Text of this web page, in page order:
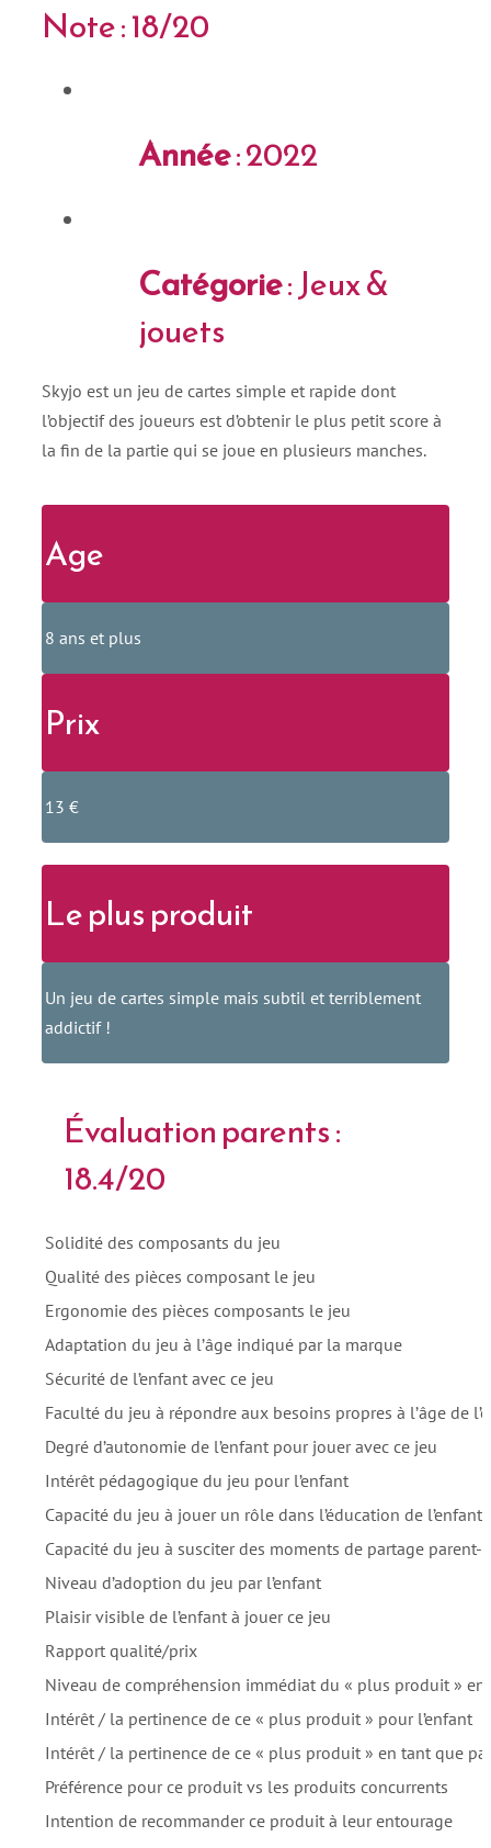
Note : 18/20
Année: 2022
Catégorie: Jeux &
jouets
Skyjo est un jeu de cartes simple et rapide dont
l’objectif des joueurs est d’obtenir le plus petit score à
la fin de la partie qui se joue en plusieurs manches.
Age
8 ans et plus
Prix
13 €
Le plus produit
Un jeu de cartes simple mais subtil et terriblement
addictif !
Évaluation parents :
18.4/20
Solidité des composants du jeu
Qualité des pièces composant le jeu
Ergonomie des pièces composants le jeu
Adaptation du jeu à l’âge indiqué par la marque
Sécurité de l’enfant avec ce jeu
Faculté du jeu à répondre aux besoins propres à l’âge de
Degré d’autonomie de l’enfant pour jouer avec ce jeu
Intérêt pédagogique du jeu pour l’enfant
Capacité du jeu à jouer un rôle dans l’éducation de l’enfant
Capacité du jeu à susciter des moments de partage parent-
Niveau d’adoption du jeu par l’enfant
Plaisir visible de l’enfant à jouer ce jeu
Rapport qualité/prix
Niveau de compréhension immédiat du « plus produit »
Intérêt / la pertinence de ce « plus produit » pour l’enfant
Intérêt / la pertinence de ce « plus produit » en tant que
Préférence pour ce produit vs les produits concurrents
Intention de recommander ce produit à leur entourage